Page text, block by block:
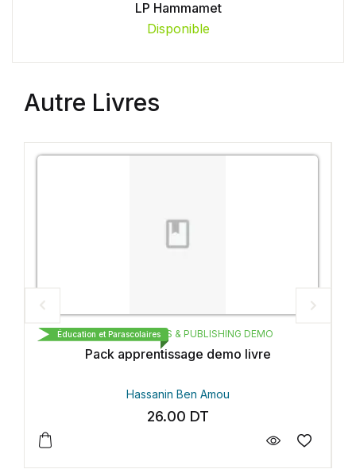
LP Hammamet
Disponible
Autre Livres
CARTHAGE BOOKS & PUBLISHING DEMO
Essai publishing demo
Hassanin Ben Amou
Éducation et Parascolaires